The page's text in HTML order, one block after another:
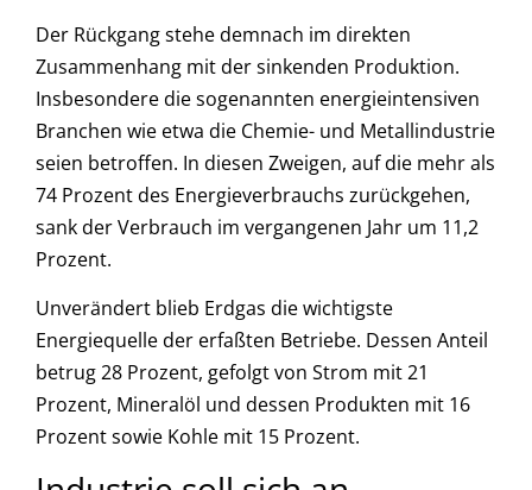
Der Rückgang stehe demnach im direkten
Zusammenhang mit der sinkenden Produktion.
Insbesondere die sogenannten energieintensiven
Branchen wie etwa die Chemie- und Metallindustrie
seien betroffen. In diesen Zweigen, auf die mehr als
74 Prozent des Energieverbrauchs zurückgehen,
sank der Verbrauch im vergangenen Jahr um 11,2
Prozent.
Unverändert blieb Erdgas die wichtigste
Energiequelle der erfaßten Betriebe. Dessen Anteil
betrug 28 Prozent, gefolgt von Strom mit 21
Prozent, Mineralöl und dessen Produkten mit 16
Prozent sowie Kohle mit 15 Prozent.